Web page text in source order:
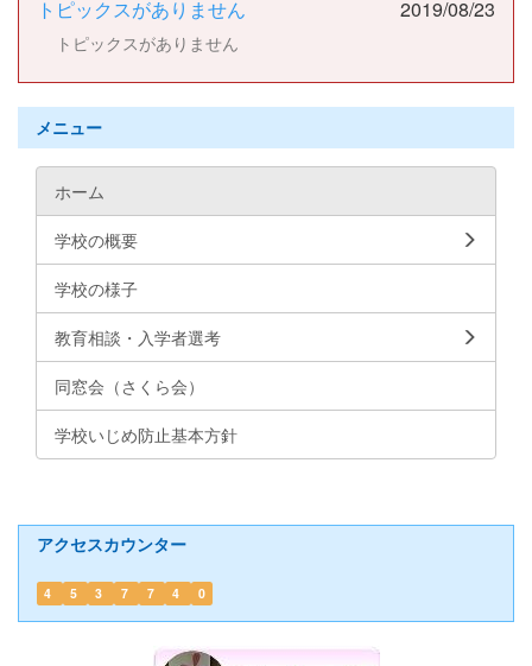
トピックスがありません 2019/08/23
トピックスがありません
メニュー
ホーム
学校の概要
学校の様子
教育相談・入学者選考
同窓会（さくら会）
学校いじめ防止基本方針
アクセスカウンター
4 5 3 7 7 4 0